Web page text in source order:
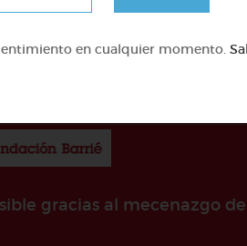
gracias al mecenazgo
en cualquier momento.